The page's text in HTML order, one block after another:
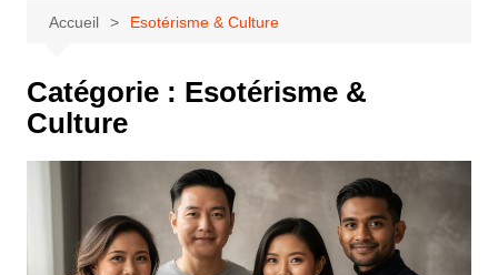
Accueil Esotérisme & Culture
Catégorie : Esotérisme &
Culture